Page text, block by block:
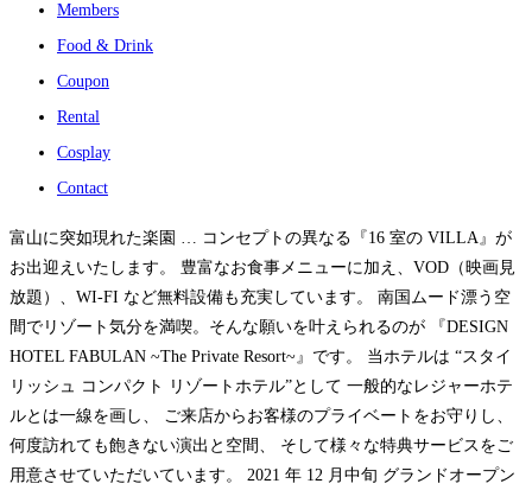
Members
Food & Drink
Coupon
Rental
Cosplay
Contact
富山に突如現れた楽園 … コンセプトの異なる『16 室の VILLA』が
お出迎えいたします。 豊富なお食事メニューに加え、VOD（映画見
放題）、WI-FI など無料設備も充実しています。 南国ムード漂う空
間でリゾート気分を満喫。そんな願いを叶えられるのが 『DESIGN
HOTEL FABULAN ~The Private Resort~』です。 当ホテルは “スタイ
リッシュ コンパクト リゾートホテル”として 一般的なレジャーホテ
ルとは一線を画し、 ご来店からお客様のプライベートをお守りし、
何度訪れても飽きない演出と空間、 そして様々な特典サービスをご
用意させていただいています。 2021 年 12 月中旬 グランドオープン